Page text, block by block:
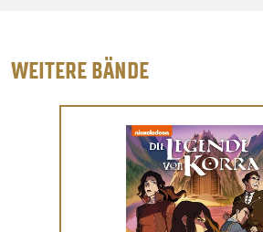
WEITERE BÄNDE